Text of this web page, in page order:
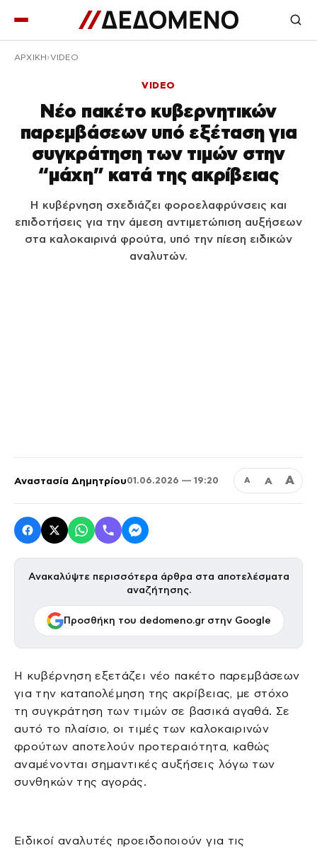
ΑΡΧΙΚΉ VIDEO
VIDEO
Νέο πακέτο κυβερνητικών
παρεμβάσεων υπό εξέταση για
συγκράτηση των τιμών στην
“μάχη” κατά της ακρίβειας
Η κυβέρνηση σχεδιάζει φοροελαφρύνσεις και
επιδοτήσεις για την άμεση αντιμετώπιση αυξήσεων
στα καλοκαιρινά φρούτα, υπό την πίεση ειδικών
αναλυτών.
Αναστασία Δημητρίου01.06.2026 — 19:20 Α Α Α
Ανακαλύψτε περισσότερα άρθρα στα αποτελέσματα
αναζήτησης.
Προσθήκη του dedomeno.gr στην Google
Η κυβέρνηση εξετάζει νέο πακέτο παρεμβάσεων
για την καταπολέμηση της ακρίβειας, με στόχο
τη συγκράτηση των τιμών σε βασικά αγαθά. Σε
αυτό το πλαίσιο, οι τιμές των καλοκαιρινών
φρούτων αποτελούν προτεραιότητα, καθώς
αναμένονται σημαντικές αυξήσεις λόγω των
συνθηκών της αγοράς.
Ειδικοί αναλυτές προειδοποιούν για τις